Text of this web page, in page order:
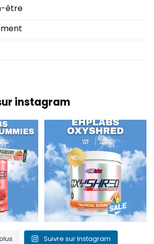
être
instagram
🍬⚡
...
0
Faible teneur en matières
grasses et 150 mg de
0 2
Suivre sur Instagram